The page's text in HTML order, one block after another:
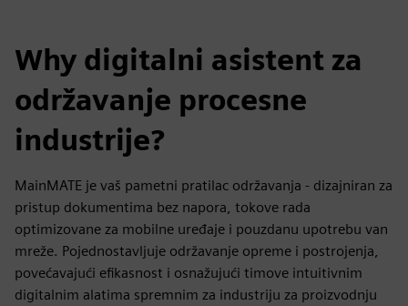
Why digitalni asistent za
održavanje procesne
industrije?
MainMATE je vaš pametni pratilac održavanja - dizajniran za
pristup dokumentima bez napora, tokove rada
optimizovane za mobilne uređaje i pouzdanu upotrebu van
mreže. Pojednostavljuje održavanje opreme i postrojenja,
povećavajući efikasnost i osnažujući timove intuitivnim
digitalnim alatima spremnim za industriju za proizvodnju